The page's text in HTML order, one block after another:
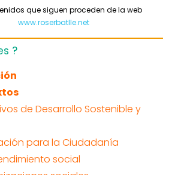
que siguen proceden de la web
www.roserbatlle.net
?
de Desarrollo Sostenible y
para la Ciudadanía
social